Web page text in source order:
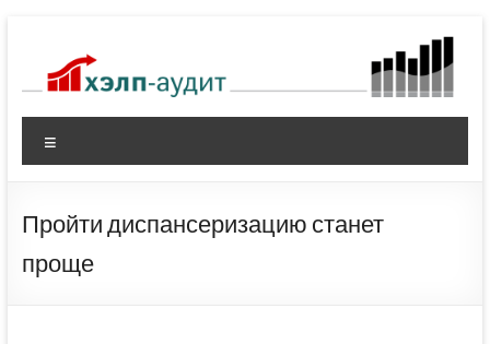
содержимому
Пройти диспансеризацию станет
проще